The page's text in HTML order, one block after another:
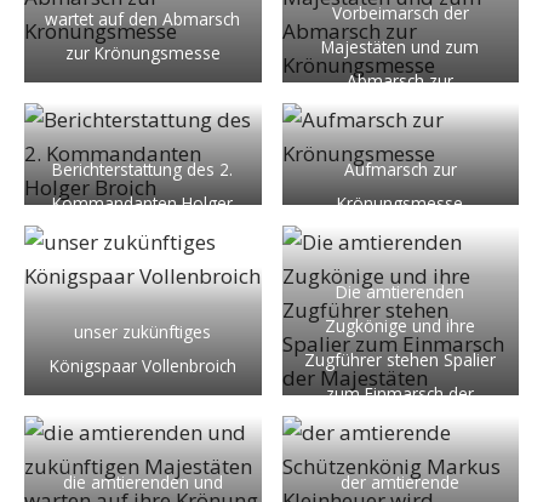
wartet auf den Abmarsch
zur Krönungsmesse
Vorbeimarsch der
Majestäten und zum
Abmarsch zur
Krönungsmesse
Berichterstattung des 2.
Kommandanten Holger
Broich
Aufmarsch zur
Krönungsmesse
unser zukünftiges
Königspaar Vollenbroich
Die amtierenden
Zugkönige und ihre
Zugführer stehen Spalier
zum Einmarsch der
Majestäten
die amtierenden und
der amtierende